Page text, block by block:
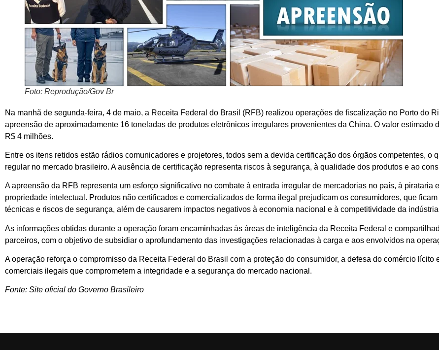
Foto: Reprodução/Gov Br
Na manhã de segunda-feira, 4 de maio, a Receita Federal do Brasil (RFB) realizou operações de fiscalização no Porto do
apreensão de aproximadamente 16 toneladas de produtos eletrônicos irregulares provenientes da China. O valor estimado
R$ 4 milhões.
Entre os itens retidos estão rádios comunicadores e projetores, todos sem a devida certificação dos órgãos competentes, o
regular no mercado brasileiro. A ausência de certificação representa riscos à segurança, à qualidade dos produtos e ao
A apreensão da RFB representa um esforço significativo no combate à entrada irregular de mercadorias no país, à pirataria
propriedade intelectual. Produtos não certificados e comercializados de forma ilegal prejudicam os consumidores, que
técnicas e riscos de segurança, além de causarem impactos negativos à economia nacional e à competitividade da
As informações obtidas durante a operação foram encaminhadas às áreas de inteligência da Receita Federal e
parceiros, com o objetivo de subsidiar o aprofundamento das investigações relacionadas à carga e aos envolvidos na
A operação reforça o compromisso da Receita Federal do Brasil com a proteção do consumidor, a defesa do comércio lícito
comerciais ilegais que comprometem a integridade e a segurança do mercado nacional.
Fonte: Site oficial do Governo Brasileiro